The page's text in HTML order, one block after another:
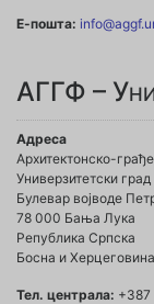
Е-пошта:
АГГФ –
Адреса
Архитектонско-
Универзитетски град
Булевар војводе
78 000 Бања Лука
Република Српска
Босна и Херцеговина
Тел. централа: +387